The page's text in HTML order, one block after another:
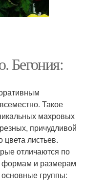
Бегония:
Такое
махровых
причудливой
листьев.
отличаются по
формам и размерам
основные группы: